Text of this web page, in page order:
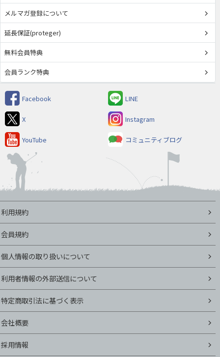
メルマガ登録について
延長保証(proteger)
無料会員特典
会員ランク特典
Facebook LINE
X Instagram
YouTube コミュニティブログ
利用規約
会員規約
個人情報の取り扱いについて
利用者情報の外部送信について
特定商取引法に基づく表示
会社概要
採用情報